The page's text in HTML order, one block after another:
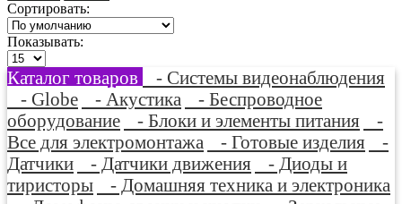
Сортировать:
Показывать:
Каталог товаров
- Системы видеонаблюдения
- Globe
- Акустика
- Беспроводное
оборудование
- Блоки и элементы питания
-
Все для электромонтажа
- Готовые изделия
-
Датчики
- Датчики движения
- Диоды и
тиристоры
- Домашняя техника и электроника